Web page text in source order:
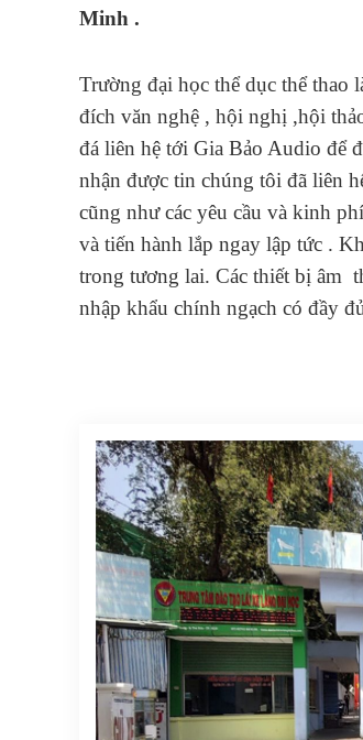
Minh .
Trường đại học thể dục thể thao
đích văn nghệ , hội nghị ,hội
đá liên hệ tới Gia Bảo Audio để
nhận được tin chúng tôi đã liên
cũng như các yêu cầu và kinh
và tiến hành lắp ngay lập tức .
trong tương lai. Các thiết bị âm
nhập khẩu chính ngạch có đầy